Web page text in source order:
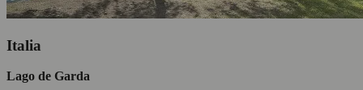
Italia
Lago de Garda